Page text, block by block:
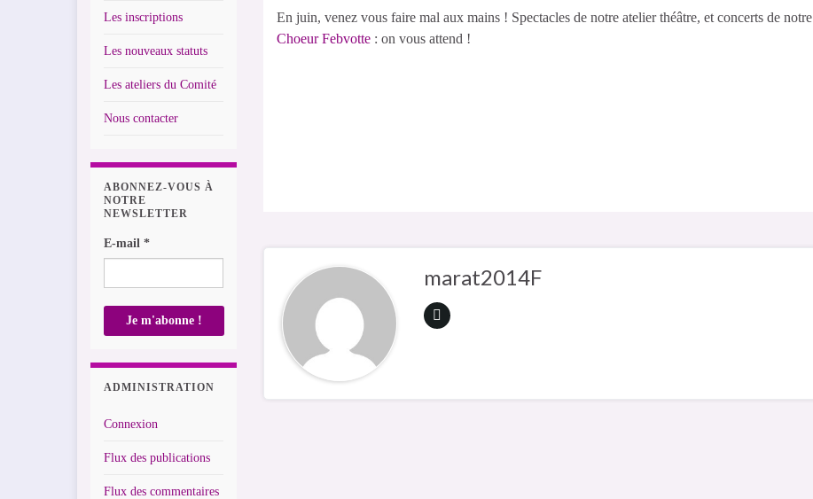
En juin, venez vous faire mal aux mains ! Spectacles de notre atelier théâtre, et concerts de notre
Choeur Febvotte : on vous attend !
marat2014F
Les inscriptions
Les nouveaux statuts
Les ateliers du Comité
Nous contacter
ABONNEZ-VOUS À
NOTRE
NEWSLETTER
E-mail *
ADMINISTRATION
Connexion
Flux des publications
Flux des commentaires